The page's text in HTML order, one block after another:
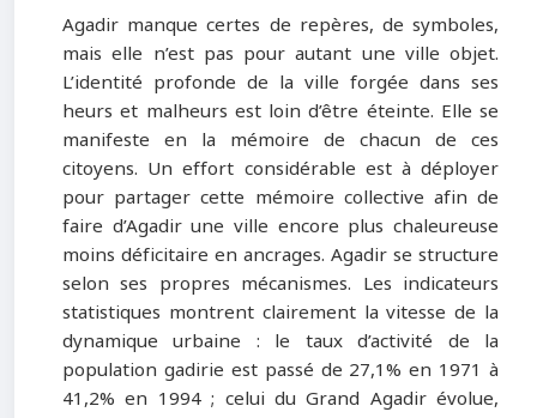
Agadir manque certes de repères, de symboles,
mais elle n’est pas pour autant une ville objet.
L’identité profonde de la ville forgée dans ses
heurs et malheurs est loin d’être éteinte. Elle se
manifeste en la mémoire de chacun de ces
citoyens. Un effort considérable est à déployer
pour partager cette mémoire collective afin de
faire d’Agadir une ville encore plus chaleureuse
moins déficitaire en ancrages. Agadir se structure
selon ses propres mécanismes. Les indicateurs
statistiques montrent clairement la vitesse de la
dynamique urbaine : le taux d’activité de la
population gadirie est passé de 27,1% en 1971 à
41,2% en 1994 ; celui du Grand Agadir évolue,